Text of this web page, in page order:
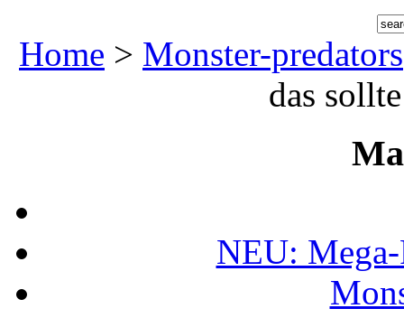
Home > Monster-predators
das
NEU: